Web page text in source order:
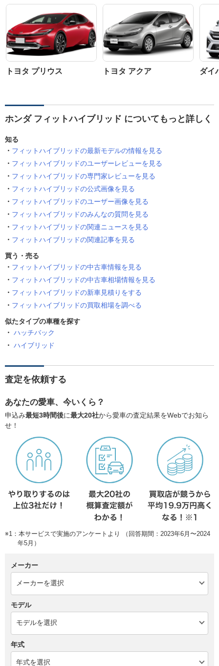
トヨタ プリウス トヨタ アクア ダイ
ホンダ フィットハイブリッド についてもっと詳しく
知る
フィットハイブリッドの最新モデルの情報を見る
フィットハイブリッドのユーザーレビューを見る
フィットハイブリッドの専門家レビューを見る
フィットハイブリッドの公式画像を見る
フィットハイブリッドのユーザー画像を見る
フィットハイブリッドのみんなの質問を見る
フィットハイブリッドの関連ニュースを見る
フィットハイブリッドの関連記事を見る
買う・売る
フィットハイブリッドの中古車情報を見る
フィットハイブリッドの中古車相場情報を見る
フィットハイブリッドの新車見積りをする
フィットハイブリッドの買取相場を調べる
似たタイプの車種を探す
ハッチバック
ハイブリッド
査定を依頼する
あなたの愛車、今いくら？
申込み最短3時間後に最大20社から愛車の査定結果をWebでお知ら
せ！
※1：本サービスで実施のアンケートより （回答期間：2023年6月〜2024
年5月）
メーカー
モデル
年式